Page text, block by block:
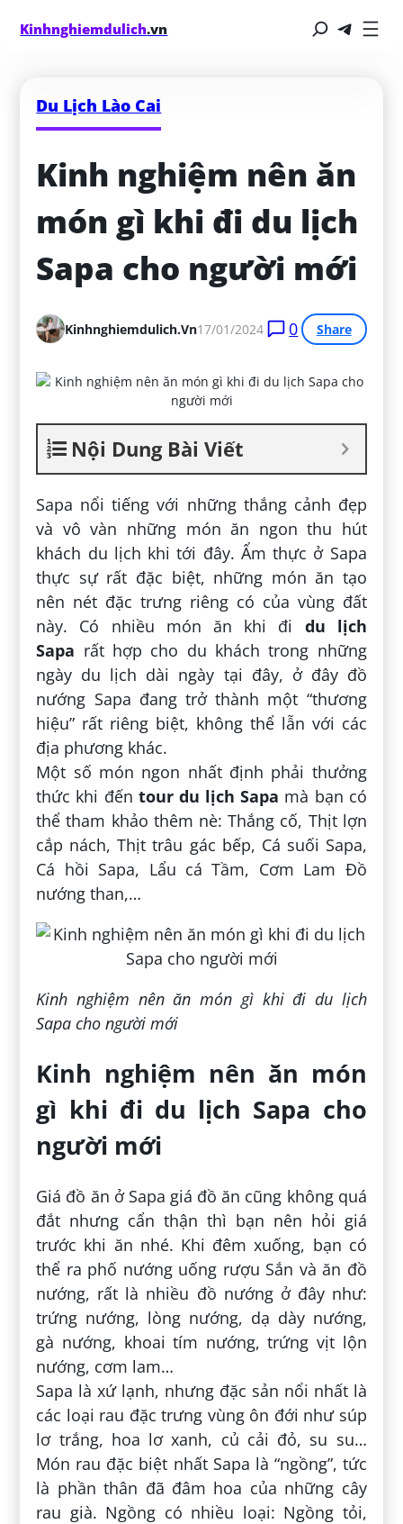
Kinhnghiemdulich.vn
Du Lịch Lào Cai
Kinh nghiệm nên ăn
món gì khi đi du lịch
Sapa cho người mới
Kinhnghiemdulich.vn17/01/2024 0 Share
Nội Dung Bài Viết
Sapa nổi tiếng với những thắng cảnh đẹp
và vô vàn những món ăn ngon thu hút
khách du lịch khi tới đây. Ẩm thực ở Sapa
thực sự rất đặc biệt, những món ăn tạo
nên nét đặc trưng riêng có của vùng đất
này. Có nhiều món ăn khi đi du lịch
Sapa rất hợp cho du khách trong những
ngày du lịch dài ngày tại đây, ở đây đồ
nướng Sapa đang trở thành một “thương
hiệu” rất riêng biệt, không thể lẫn với các
địa phương khác.
Một số món ngon nhất định phải thưởng
thức khi đến tour du lịch Sapa mà bạn có
thể tham khảo thêm nè: Thắng cố, Thịt lợn
cắp nách, Thịt trâu gác bếp, Cá suối Sapa,
Cá hồi Sapa, Lẩu cá Tầm, Cơm Lam Đồ
nướng than,…
Kinh nghiệm nên ăn món gì khi đi du lịch
Sapa cho người mới
Kinh nghiệm nên ăn món
gì khi đi du lịch Sapa cho
người mới
Giá đồ ăn ở Sapa giá đồ ăn cũng không quá
đắt nhưng cẩn thận thì bạn nên hỏi giá
trước khi ăn nhé. Khi đêm xuống, bạn có
thể ra phố nướng uống rượu Sắn và ăn đồ
nướng, rất là nhiều đồ nướng ở đây như:
trứng nướng, lòng nướng, dạ dày nướng,
gà nướng, khoai tím nướng, trứng vịt lộn
nướng, cơm lam…
Sapa là xứ lạnh, nhưng đặc sản nổi nhất là
các loại rau đặc trưng vùng ôn đới như súp
lơ trắng, hoa lơ xanh, củ cải đỏ, su su…
Món rau đặc biệt nhất Sapa là “ngồng”, tức
là phần thân đã đâm hoa của những cây
rau già. Ngồng có nhiều loại: Ngồng tỏi,